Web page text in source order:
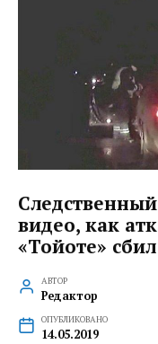
видео, как
«Тойоте»
АВТОР
Редактор
ОПУБЛИКОВАНО
14.05.2019